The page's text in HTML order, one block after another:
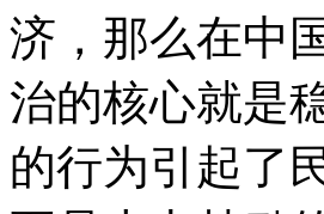
济，那么在中
治的核心就是
的行为引起了